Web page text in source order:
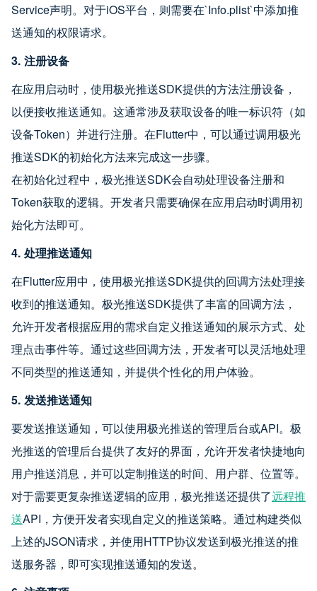
Service声明。对于iOS平台，则需要在`Info.plist`中添加推
送通知的权限请求。
3. 注册设备
在应用启动时，使用极光推送SDK提供的方法注册设备，
以便接收推送通知。这通常涉及获取设备的唯一标识符（如
设备Token）并进行注册。在Flutter中，可以通过调用极光
推送SDK的初始化方法来完成这一步骤。
在初始化过程中，极光推送SDK会自动处理设备注册和
Token获取的逻辑。开发者只需要确保在应用启动时调用初
始化方法即可。
4. 处理推送通知
在Flutter应用中，使用极光推送SDK提供的回调方法处理接
收到的推送通知。极光推送SDK提供了丰富的回调方法，
允许开发者根据应用的需求自定义推送通知的展示方式、处
理点击事件等。通过这些回调方法，开发者可以灵活地处理
不同类型的推送通知，并提供个性化的用户体验。
5. 发送推送通知
要发送推送通知，可以使用极光推送的管理后台或API。极
光推送的管理后台提供了友好的界面，允许开发者快捷地向
用户推送消息，并可以定制推送的时间、用户群、位置等。
对于需要更复杂推送逻辑的应用，极光推送还提供了远程推
送API，方便开发者实现自定义的推送策略。通过构建类似
上述的JSON请求，并使用HTTP协议发送到极光推送的推
送服务器，即可实现推送通知的发送。